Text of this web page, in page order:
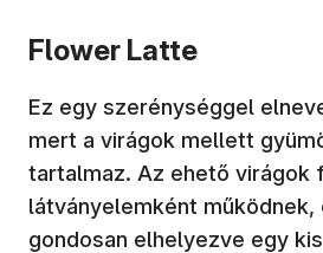
Flower Latte
Ez egy szerénységgel
mert a virágok mellett
tartalmaz. Az ehető virágok
látványelemként működnek,
gondosan elhelyezve egy